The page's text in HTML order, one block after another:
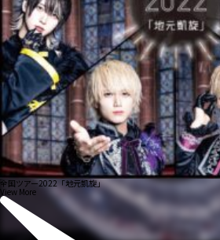
全国ツアー2022「地元凱旋」
View More